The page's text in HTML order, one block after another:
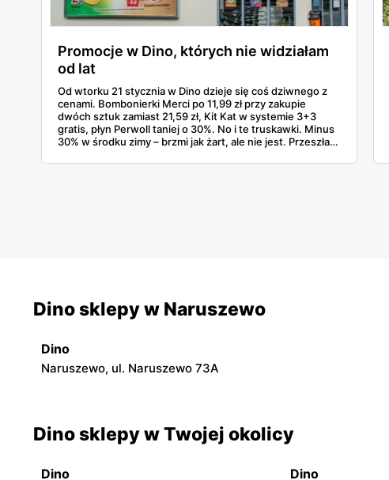
Promocje w Dino, których nie widziałam
od lat
Od wtorku 21 stycznia w Dino dzieje się coś dziwnego z
cenami. Bombonierki Merci po 11,99 zł przy zakupie
dwóch sztuk zamiast 21,59 zł, Kit Kat w systemie 3+3
gratis, płyn Perwoll taniej o 30%. No i te truskawki. Minus
30% w środku zimy – brzmi jak żart, ale nie jest. Przeszłam
opłacalne rzeczy, których szkoda byłoby nie kupić.
Dino sklepy w Naruszewo
Dino
Naruszewo, ul. Naruszewo 73A
Dino sklepy w Twojej okolicy
Dino Dino